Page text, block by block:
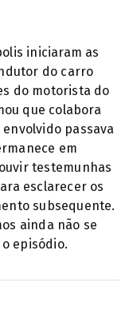
iniciaram as
do carro
do motorista do
que colabora
passava
em
testemunhas
esclarecer os
subsequente.
ainda não se
episódio.